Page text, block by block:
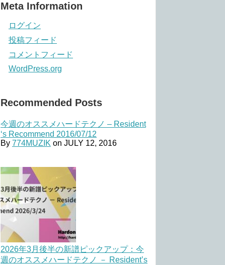
Meta Information
ログイン
投稿フィード
コメントフィード
WordPress.org
Recommended Posts
今週のオススメハードテクノ – Resident
‘s Recommend 2016/07/12
By 774MUZIK on JULY 12, 2016
2026年3月後半の新譜ピックアップ：今
週のオススメハードテクノ － Resident’s